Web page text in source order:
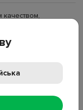
качеством,
–
в
крышка-клапан,
ремешок.
тепло/холод 8-10